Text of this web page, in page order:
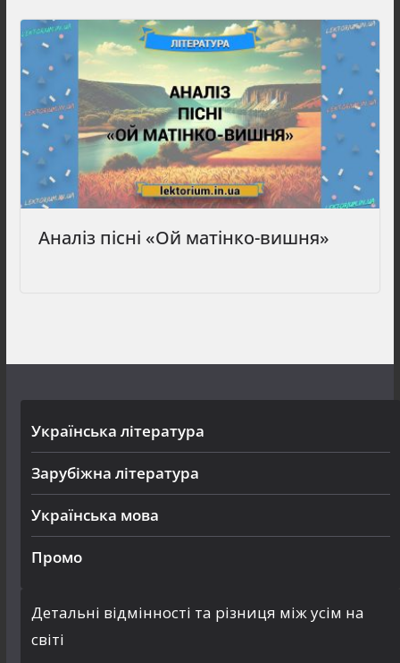
Аналіз пісні «Ой матінко-вишня»
Українська література
Зарубіжна література
Українська мова
Промо
Детальні відмінності та різниця між усім на
світі